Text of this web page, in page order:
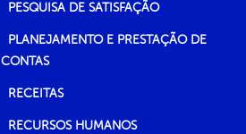
PESQUISA DE SATISFAÇÃO
PLANEJAMENTO E PRESTAÇÃO DE
CONTAS
RECEITAS
RECURSOS HUMANOS